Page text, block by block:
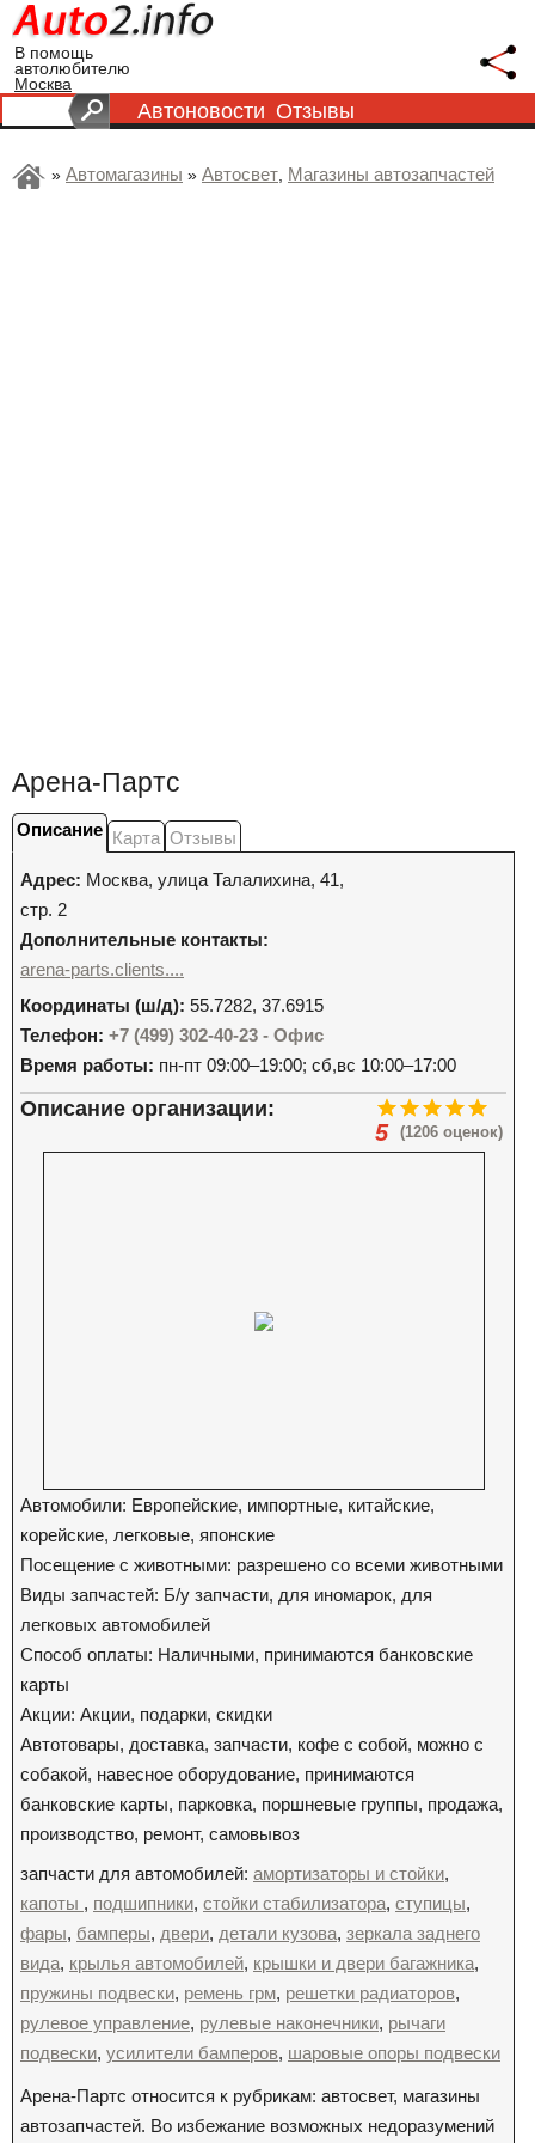
В помощь
автолюбителю
Москва
Автоновости Отзывы
» Автомагазины » Автосвет, Магазины автозапчастей
Арена-Партс
Описание Карта Отзывы
Адрес: Москва, улица Талалихина, 41,
стр. 2
Дополнительные контакты:
arena-parts.clients....
Координаты (ш/д): 55.7282, 37.6915
Телефон: +7 (499) 302-40-23 - Офис
Время работы: пн-пт 09:00–19:00; сб,вс 10:00–17:00
(1206 оценок)
5
Описание организации:
Автомобили: Европейские, импортные, китайские,
корейские, легковые, японские
Посещение с животными: разрешено со всеми животными
Виды запчастей: Б/у запчасти, для иномарок, для
легковых автомобилей
Способ оплаты: Наличными, принимаются банковские
карты
Акции: Акции, подарки, скидки
Автотовары, доставка, запчасти, кофе с собой, можно с
собакой, навесное оборудование, принимаются
банковские карты, парковка, поршневые группы, продажа,
производство, ремонт, самовывоз
запчасти для автомобилей: амортизаторы и стойки,
капоты , подшипники, стойки стабилизатора, ступицы,
фары, бамперы, двери, детали кузова, зеркала заднего
вида, крылья автомобилей, крышки и двери багажника,
пружины подвески, ремень грм, решетки радиаторов,
рулевое управление, рулевые наконечники, рычаги
подвески, усилители бамперов, шаровые опоры подвески
Арена-Партс относится к рубрикам: автосвет, магазины
автозапчастей. Во избежание возможных недоразумений